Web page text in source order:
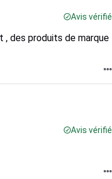
Avis vérifié
des produits de marque
Avis vérifié